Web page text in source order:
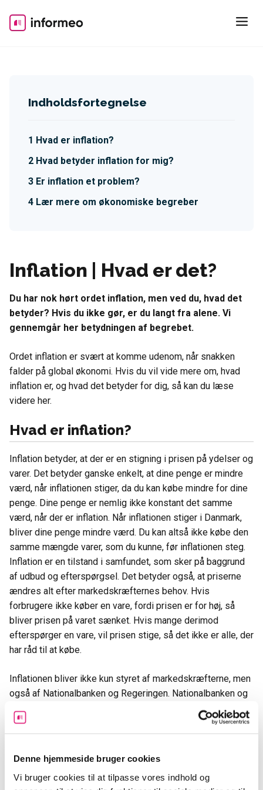
Denne hjemmeside bruger cookies
Vi bruger cookies til at tilpasse vores indhold og
content
Inflation | Hvad er det?
Du har nok hørt ordet inflation, men ved du, hvad det
betyder? Hvis du ikke gør, er du langt fra alene. Vi
gennemgår her betydningen af begrebet.
Ordet inflation er svært at komme udenom, når snakken
falder på global økonomi. Hvis du vil vide mere om, hvad
inflation er, og hvad det betyder for dig, så kan du læse
videre her.
Hvad er inflation?
Inflation betyder, at der er en stigning i prisen på ydelser og
varer. Det betyder ganske enkelt, at dine penge er mindre
værd, når inflationen stiger, da du kan købe mindre for dine
penge. Dine penge er nemlig ikke konstant det samme
værd, når der er inflation. Når inflationen stiger i Danmark,
bliver dine penge mindre værd. Du kan altså ikke købe den
samme mængde varer, som du kunne, før inflationen steg.
Inflation er en tilstand i samfundet, som sker på baggrund
af udbud og efterspørgsel. Det betyder også, at priserne
ændres alt efter markedskræfternes behov. Hvis
forbrugere ikke køber en vare, fordi prisen er for høj, så
bliver prisen på varet sænket. Hvis mange derimod
efterspørger en vare, vil prisen stige, så det ikke er alle, der
har råd til at købe.
Inflationen bliver ikke kun styret af markedskræfterne, men
også af Nationalbanken og Regeringen. Nationalbanken og
Regeringen kan eksempelvis styre inflationen ved at
justere skatter, fradrag, rentegebyrer og så videre.
Hvad betyder inflation for mig?
Inflation har betydning for os alle sammen, selvom vi
Indholdsfortegnelse
Hvad er inflation?
Hvad betyder inflation for mig?
Er inflation et problem?
Lær mere om økonomiske begreber